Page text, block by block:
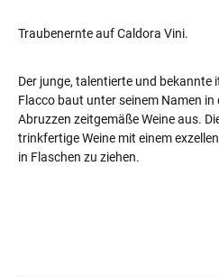
Traubenernte auf Caldora Vini.
Der junge, talentierte und bekannte
Flacco baut unter seinem Namen in
Abruzzen zeitgemäße Weine aus.
trinkfertige Weine mit einem
in Flaschen zu ziehen.